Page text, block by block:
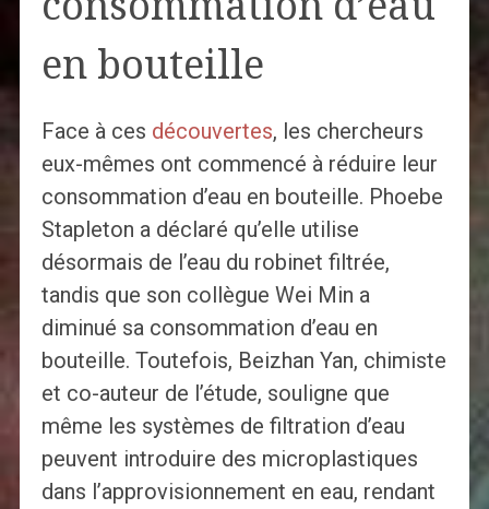
en bouteille
Face à ces découvertes, les chercheurs
eux-mêmes ont commencé à réduire leur
consommation d’eau en bouteille. Phoebe
Stapleton a déclaré qu’elle utilise
désormais de l’eau du robinet filtrée,
tandis que son collègue Wei Min a
diminué sa consommation d’eau en
bouteille. Toutefois, Beizhan Yan, chimiste
et co-auteur de l’étude, souligne que
même les systèmes de filtration d’eau
peuvent introduire des microplastiques
dans l’approvisionnement en eau, rendant